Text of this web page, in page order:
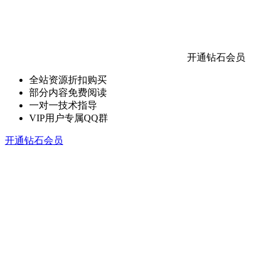
开通钻石会员
全站资源折扣购买
部分内容免费阅读
一对一技术指导
VIP用户专属QQ群
开通钻石会员